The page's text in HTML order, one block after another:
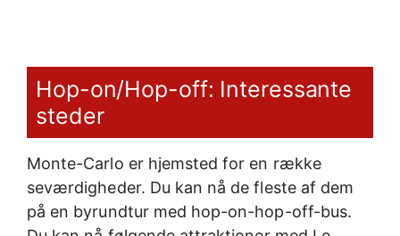
Hop-on/Hop-off: Interessante
steder
Monte-Carlo er hjemsted for en række
seværdigheder. Du kan nå de fleste af dem
på en byrundtur med hop-on-hop-off-bus.